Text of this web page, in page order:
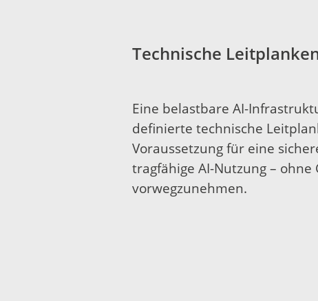
Technische
Eine belastbare AI-
definierte technische
Voraussetzung für eine
tragfähige AI-Nutzung – ohne
vorwegzunehmen.